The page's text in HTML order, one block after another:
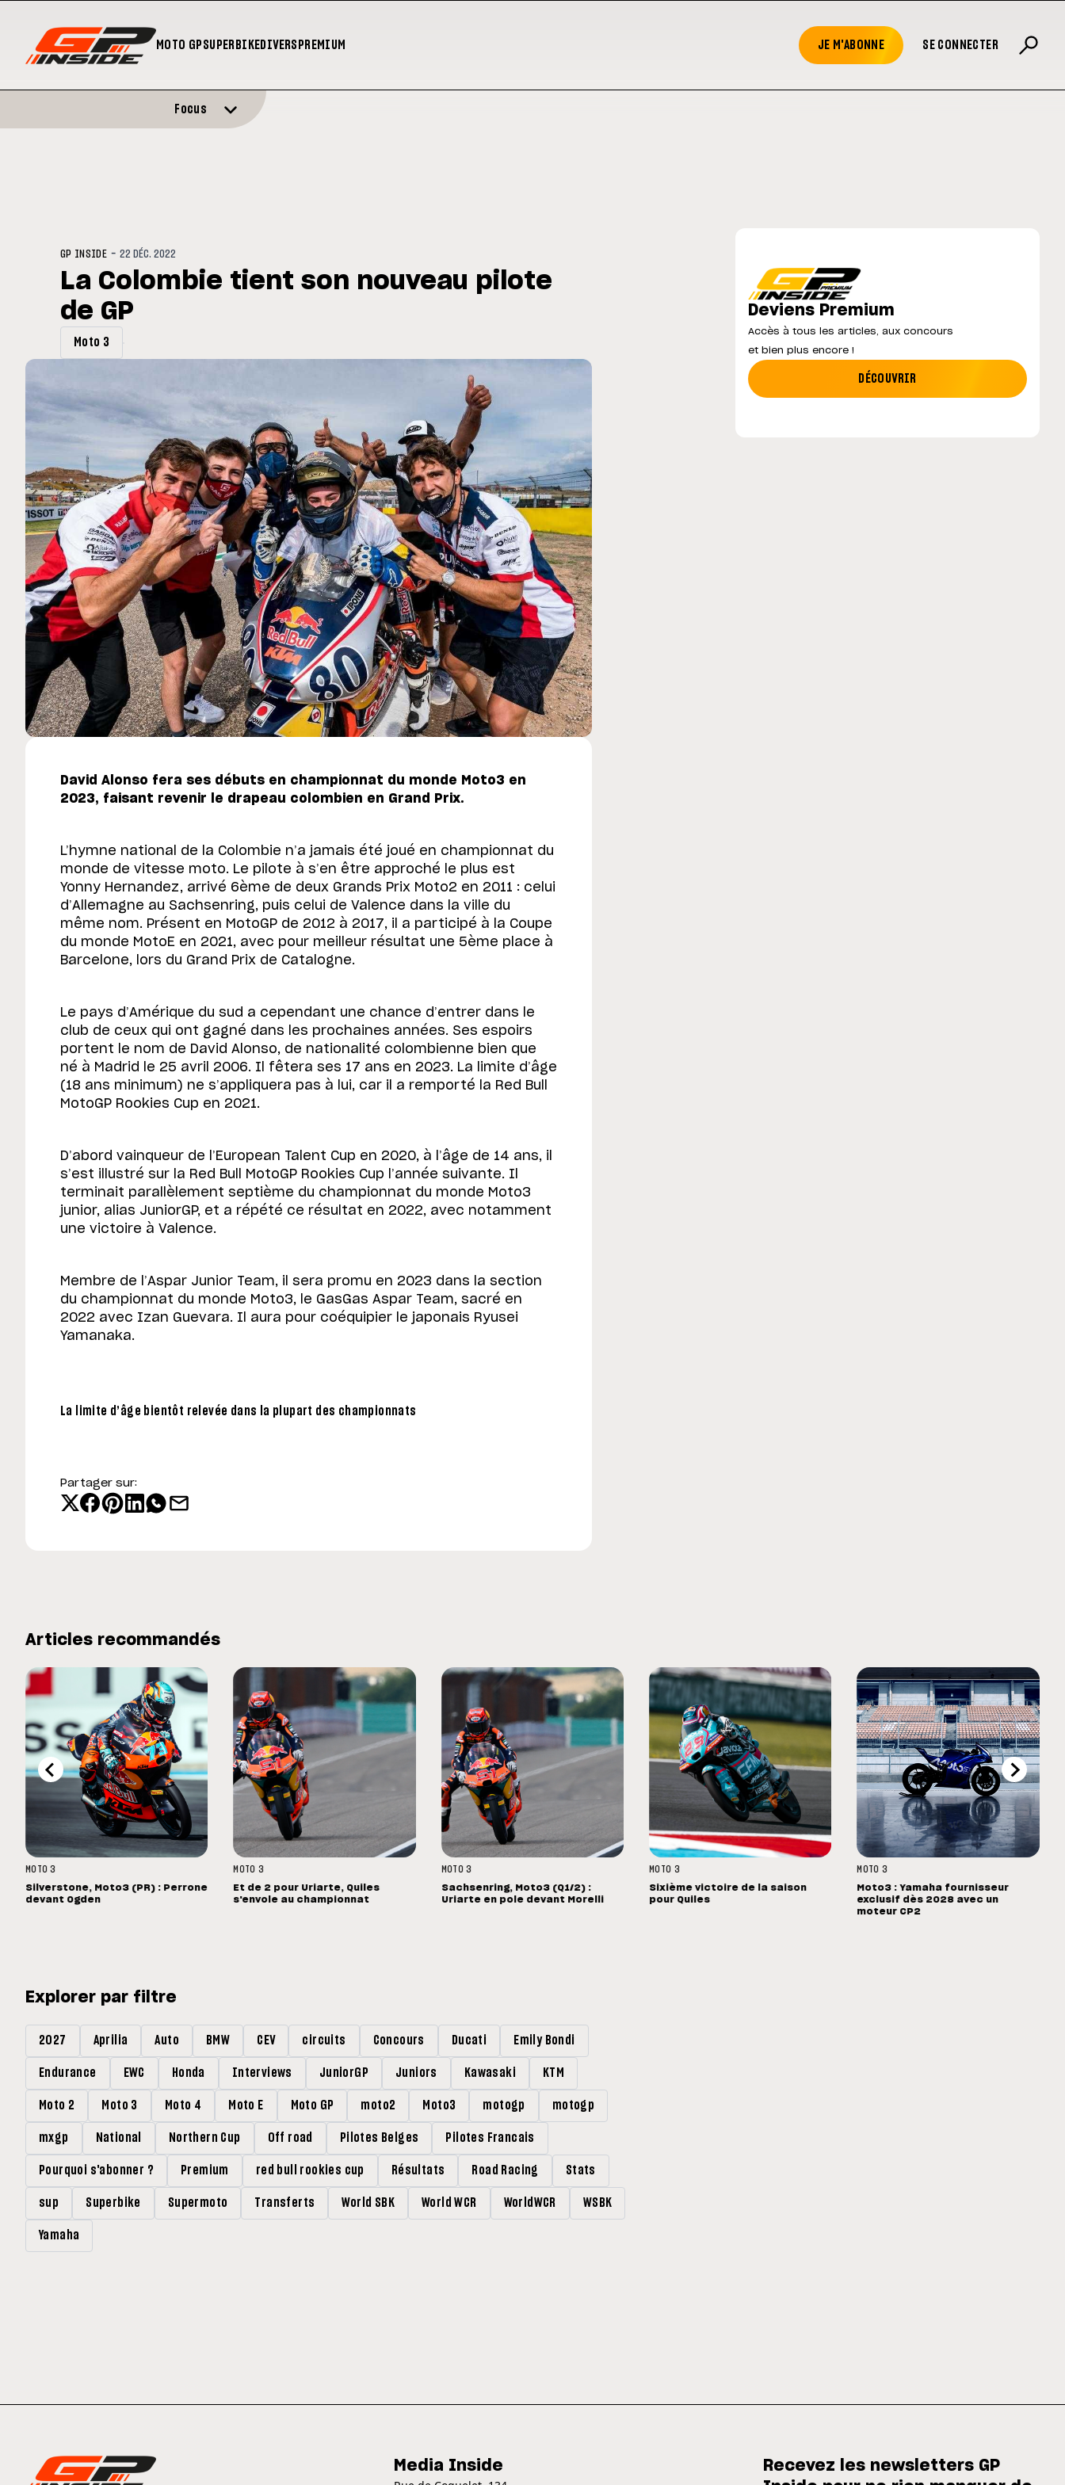
MOTO GPSUPERBIKEDIVERS PREMIUM JE M'ABONNE SE CONNECTER
Grande-Bretagne
Zarco évite l'opération et vise un retour en
septembre
MotoGP : les cinq constructeurs signent un
Focus
GP INSIDE -22 DÉC. 2022
La Colombie tient son nouveau pilote
de GP
Moto 3
David Alonso fera ses débuts en championnat du monde Moto3 en
2023, faisant revenir le drapeau colombien en Grand Prix.
L’hymne national de la Colombie n’a jamais été joué en championnat du
monde de vitesse moto. Le pilote à s’en être approché le plus est
Yonny Hernandez, arrivé 6ème de deux Grands Prix Moto2 en 2011 : celui
d’Allemagne au Sachsenring, puis celui de Valence dans la ville du
même nom. Présent en MotoGP de 2012 à 2017, il a participé à la Coupe
du monde MotoE en 2021, avec pour meilleur résultat une 5ème place à
Barcelone, lors du Grand Prix de Catalogne.
Le pays d’Amérique du sud a cependant une chance d’entrer dans le
club de ceux qui ont gagné dans les prochaines années. Ses espoirs
portent le nom de David Alonso, de nationalité colombienne bien que
né à Madrid le 25 avril 2006. Il fêtera ses 17 ans en 2023. La limite d’âge
(18 ans minimum) ne s’appliquera pas à lui, car il a remporté la Red Bull
MotoGP Rookies Cup en 2021.
D’abord vainqueur de l’European Talent Cup en 2020, à l’âge de 14 ans, il
s’est illustré sur la Red Bull MotoGP Rookies Cup l’année suivante. Il
terminait parallèlement septième du championnat du monde Moto3
junior, alias JuniorGP, et a répété ce résultat en 2022, avec notamment
une victoire à Valence.
Membre de l’Aspar Junior Team, il sera promu en 2023 dans la section
du championnat du monde Moto3, le GasGas Aspar Team, sacré en
2022 avec Izan Guevara. Il aura pour coéquipier le japonais Ryusei
Yamanaka.
La limite d’âge bientôt relevée dans la plupart des championnats
Partager sur:
Deviens Premium
Accès à tous les articles, aux concours
et bien plus encore !
DÉCOUVRIR
Articles recommandés
MOTO 3
Silverstone, Moto3 (PR) : Perrone
devant Ogden
MOTO 3
Et de 2 pour Uriarte, Quiles
s'envole au championnat
MOTO 3
Sachsenring, Moto3 (Q1/2) :
Uriarte en pole devant Morelli
MOTO 3
Sixième victoire de la saison
pour Quiles
MOTO 3
Moto3 : Yamaha fournisseur
exclusif dès 2028 avec un
moteur CP2
Explorer par filtre
2027 Aprilia Auto BMW CEV circuits Concours Ducati Emily Bondi
Endurance EWC Honda Interviews JuniorGP Juniors Kawasaki KTM
Moto 2 Moto 3 Moto 4 Moto E Moto GP moto2 Moto3 motogp motogp
mxgp National Northern Cup Off road Pilotes Belges Pilotes Francais
Pourquoi s'abonner ? Premium red bull rookies cup Résultats Road Racing Stats
sup Superbike Supermoto Transferts World SBK World WCR WorldWCR WSBK
Yamaha
Media Inside
Recevez les newsletters GP